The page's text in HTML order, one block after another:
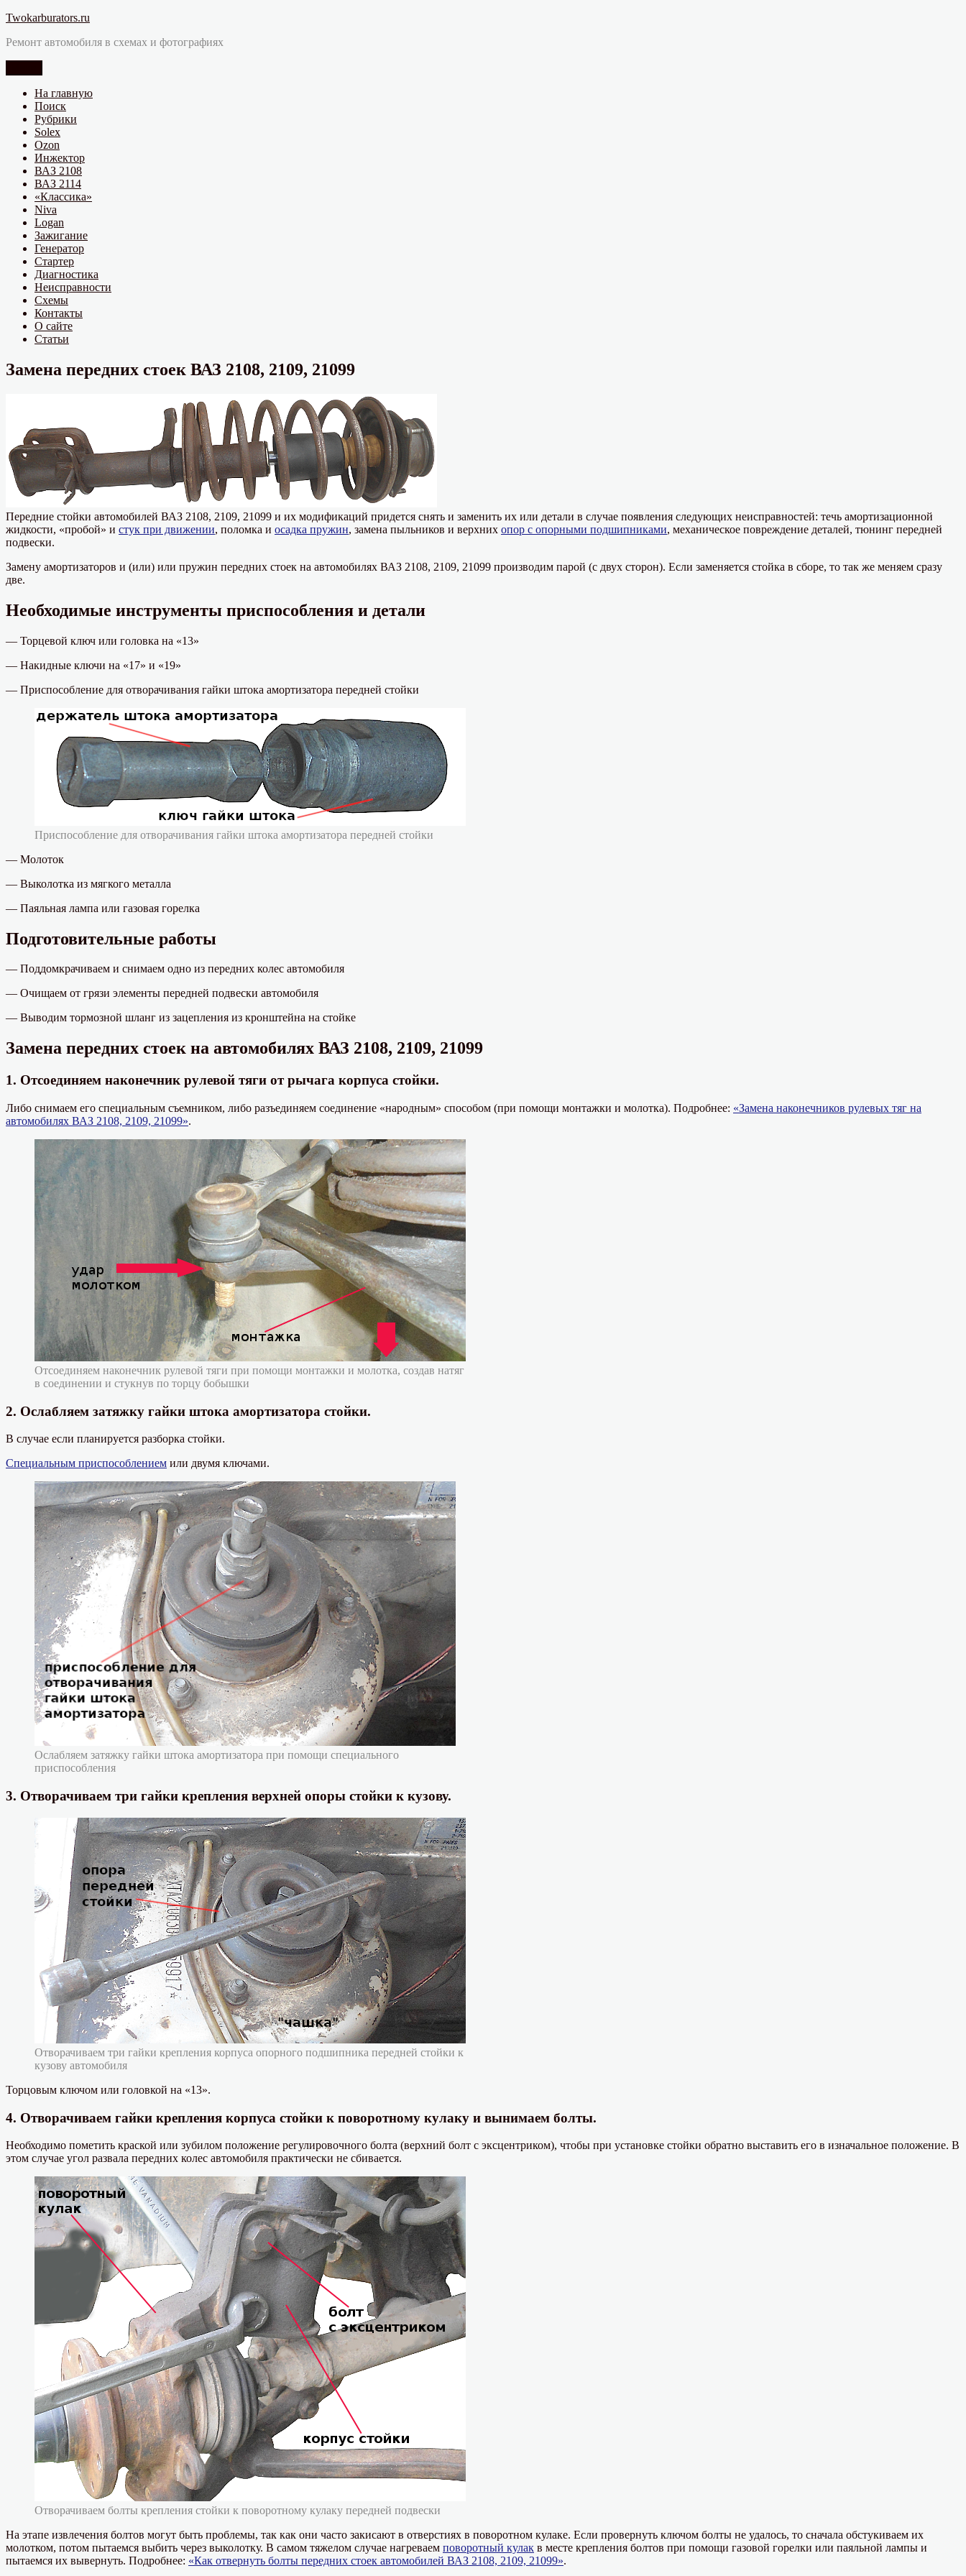
Перейти
содержимому
Twokarburators.ru
Ремонт автомобиля в схемах и фотографиях
На главную
Поиск
Рубрики
Solex
Ozon
Инжектор
ВАЗ 2108
ВАЗ 2114
«Классика»
Niva
Logan
Зажигание
Генератор
Стартер
Диагностика
Неисправности
Схемы
Контакты
О сайте
Статьи
Замена передних стоек ВАЗ 2108, 2109, 21099
Передние стойки автомобилей ВАЗ 2108, 2109, 21099 и их модификаций придется снять и заменить их или детали в случае появления следующих неисправностей: течь амортизационной
жидкости, «пробой» и стук при движении, поломка и осадка пружин, замена пыльников и верхних опор с опорными подшипниками, механическое повреждение деталей, тюнинг передней
подвески.
Замену амортизаторов и (или) или пружин передних стоек на автомобилях ВАЗ 2108, 2109, 21099 производим парой (с двух сторон). Если заменяется стойка в сборе, то так же меняем сразу
две.
Необходимые инструменты приспособления и детали
— Торцевой ключ или головка на «13»
— Накидные ключи на «17» и «19»
— Приспособление для отворачивания гайки штока амортизатора передней стойки
Приспособление для отворачивания гайки штока амортизатора передней стойки
— Молоток
— Выколотка из мягкого металла
— Паяльная лампа или газовая горелка
Подготовительные работы
— Поддомкрачиваем и снимаем одно из передних колес автомобиля
— Очищаем от грязи элементы передней подвески автомобиля
— Выводим тормозной шланг из зацепления из кронштейна на стойке
Замена передних стоек на автомобилях ВАЗ 2108, 2109, 21099
1. Отсоединяем наконечник рулевой тяги от рычага корпуса стойки.
Либо снимаем его специальным съемником, либо разъединяем соединение «народным» способом (при помощи монтажки и молотка). Подробнее: «Замена наконечников рулевых тяг на
автомобилях ВАЗ 2108, 2109, 21099».
Отсоединяем наконечник рулевой тяги при помощи монтажки и молотка, создав натяг
в соединении и стукнув по торцу бобышки
2. Ослабляем затяжку гайки штока амортизатора стойки.
В случае если планируется разборка стойки.
Специальным приспособлением или двумя ключами.
Ослабляем затяжку гайки штока амортизатора при помощи специального
приспособления
3. Отворачиваем три гайки крепления верхней опоры стойки к кузову.
Отворачиваем три гайки крепления корпуса опорного подшипника передней стойки к
кузову автомобиля
Торцовым ключом или головкой на «13».
4. Отворачиваем гайки крепления корпуса стойки к поворотному кулаку и вынимаем болты.
Необходимо пометить краской или зубилом положение регулировочного болта (верхний болт с эксцентриком), чтобы при установке стойки обратно выставить его в изначальное положение. В
этом случае угол развала передних колес автомобиля практически не сбивается.
Отворачиваем болты крепления стойки к поворотному кулаку передней подвески
На этапе извлечения болтов могут быть проблемы, так как они часто закисают в отверстиях в поворотном кулаке. Если провернуть ключом болты не удалось, то сначала обстукиваем их
молотком, потом пытаемся выбить через выколотку. В самом тяжелом случае нагреваем поворотный кулак в месте крепления болтов при помощи газовой горелки или паяльной лампы и
пытаемся их вывернуть. Подробнее: «Как отвернуть болты передних стоек автомобилей ВАЗ 2108, 2109, 21099».